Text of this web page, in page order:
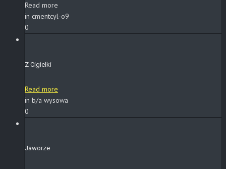
Read more
in cmentcyl-o9
0
Z Cigielki
Read more
in b/a wysowa
0
Jaworze